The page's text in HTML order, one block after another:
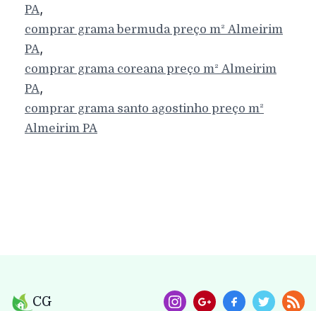
PA,
comprar grama bermuda preço m² Almeirim
PA,
comprar grama coreana preço m² Almeirim
PA,
comprar grama santo agostinho preço m²
Almeirim PA
CG